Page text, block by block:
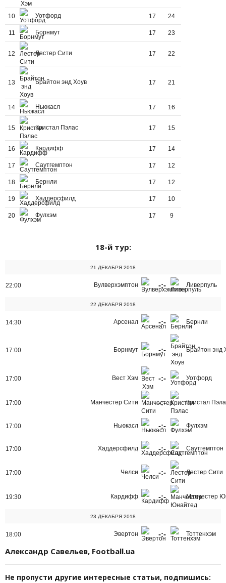
10 Уотфорд 17 24
11 Борнмут 17 23
12 Лестер Сити 17 22
13 Брайтон энд Хоув 17 21
14 Ньюкасл 17 16
15 Кристал Пэлас 17 15
16 Кардифф 17 14
17 Саутгемптон 17 12
18 Бернли 17 12
19 Хаддерсфилд 17 10
20 Фулхэм 17 9
18-й тур:
21 ДЕКАБРЯ 2018
22:00 Вулверхэмптон -:- Ливерпуль
22 ДЕКАБРЯ 2018
14:30 Арсенал -:- Бернли
17:00 Борнмут -:- Брайтон энд
17:00 Вест Хэм -:- Уотфорд
17:00 Манчестер Сити -:- Кристал
17:00 Ньюкасл -:- Фулхэм
17:00 Хаддерсфилд -:- Саутгемптон
17:00 Челси -:- Лестер Сити
19:30 Кардифф -:- Манчестер
23 ДЕКАБРЯ 2018
18:00 Эвертон -:- Тоттенхэм
Александр Савельев, Football.ua
Не пропусти другие интересные статьи, подпишись: